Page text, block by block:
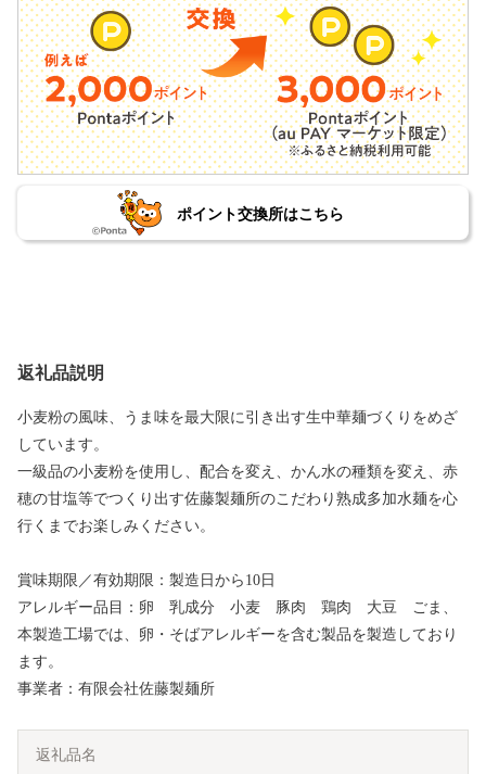
ポイント交換所はこちら
返礼品説明
小麦粉の風味、うま味を最大限に引き出す生中華麺づくりをめざ
しています。
一級品の小麦粉を使用し、配合を変え、かん水の種類を変え、赤
穂の甘塩等でつくり出す佐藤製麺所のこだわり熟成多加水麺を心
行くまでお楽しみください。
賞味期限／有効期限：製造日から10日
アレルギー品目：卵 乳成分 小麦 豚肉 鶏肉 大豆 ごま、
本製造工場では、卵・そばアレルギーを含む製品を製造しており
ます。
事業者：有限会社佐藤製麺所
返礼品名